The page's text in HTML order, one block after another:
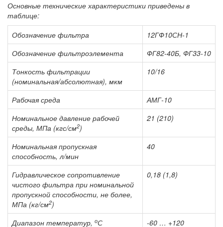
Основные технические характеристики приведены в
таблице:
Обозначение фильтра
12ГФ10СН-1
Обозначение фильтроэлемента
ФГ82-40Б, ФГ33-10
Тонкость фильтрации
(номинальная/абсолютная), мкм
10/16
Рабочая среда
АМГ-10
Номинальное давление рабочей
среды, МПа (кгс/см2)
21 (210)
Номинальная пропускная
способность, л/мин
40
Гидравлическое сопротивление
чистого фильтра при номинальной
пропускной способности, не более,
МПа (кг/см2)
0,18 (1,8)
Диапазон температур, оС -60 … +120